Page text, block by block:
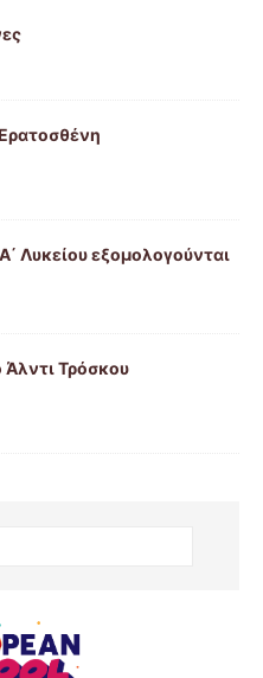
Λυκείου εξομολογούνται
Τρόσκου